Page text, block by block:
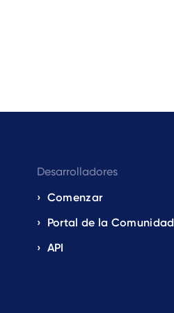
Desarrolladores
Comenzar
Portal de la Comunidad
API